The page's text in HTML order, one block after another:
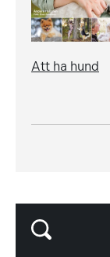
Att ha hund